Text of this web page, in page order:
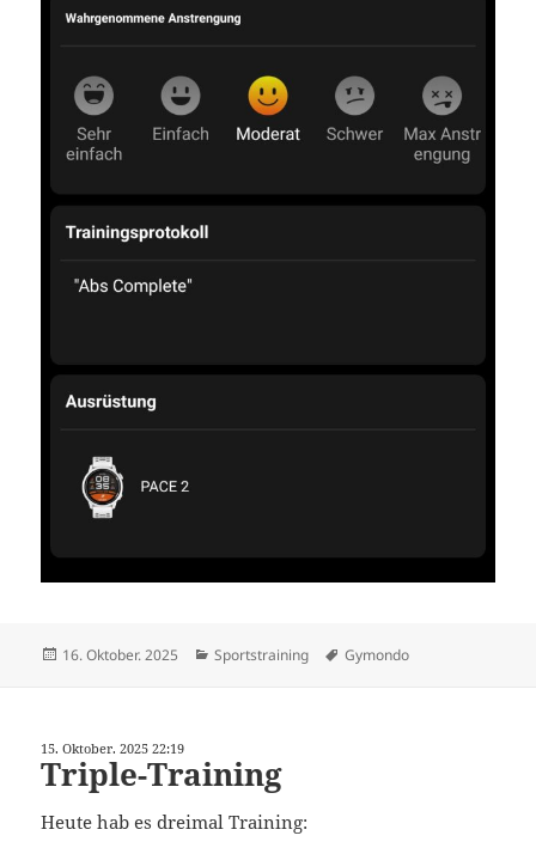
Veröffentlicht
16. Oktober. 2025 Kategorien
Sportstraining Schlagwörter
Gymondo
15. Oktober. 2025 22:19
Triple-Training
Heute hab es dreimal Training: